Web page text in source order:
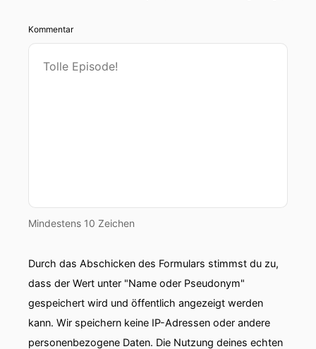
Kommentar
Mindestens 10 Zeichen
Durch das Abschicken des Formulars stimmst du zu,
dass der Wert unter "Name oder Pseudonym"
gespeichert wird und öffentlich angezeigt werden
kann. Wir speichern keine IP-Adressen oder andere
personenbezogene Daten. Die Nutzung deines echten